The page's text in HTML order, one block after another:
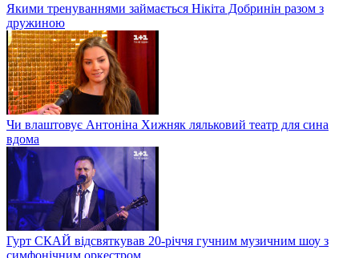
Якими тренуваннями займається Нікіта Добринін разом з
дружиною
Чи влаштовує Антоніна Хижняк ляльковий театр для сина
вдома
Гурт СКАЙ відсвяткував 20-річчя гучним музичним шоу з
симфонічним оркестром